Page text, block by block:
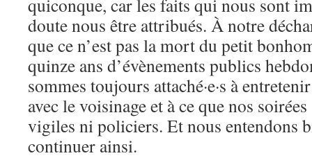
quiconque, car les faits qui nous sont
doute nous être attribués. À notre
que ce n’est pas la mort du petit
quinze ans d’évènements publics
sommes toujours attaché·e·s à
avec le voisinage et à ce que nos
vigiles ni policiers. Et nous entendons
continuer ainsi.